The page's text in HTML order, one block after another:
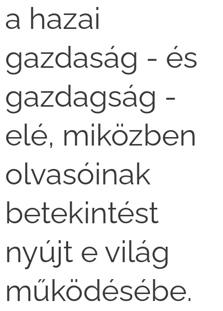
a hazai
gazdaság - és
gazdagság -
elé, miközben
olvasóinak
betekintést
nyújt e világ
működésébe.